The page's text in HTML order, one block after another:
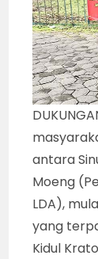
antara
Moeng
LDA),
yang
Kidul